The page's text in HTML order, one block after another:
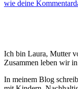
wie deine
Ich bin Laura, Mutter
Zusammen leben wir
In meinem Blog